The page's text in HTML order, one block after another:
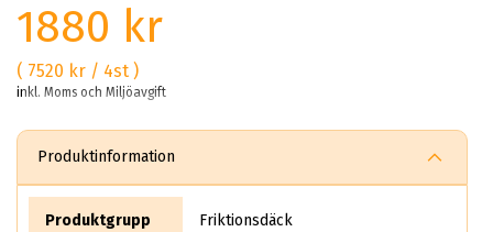
1880 kr
( 7520 kr / 4st )
inkl. Moms och Miljöavgift
Produktinformation
Produktgrupp Friktionsdäck